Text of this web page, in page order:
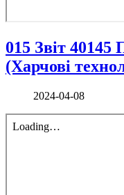
015 Звіт 40145
(Харчові
2024-04-08